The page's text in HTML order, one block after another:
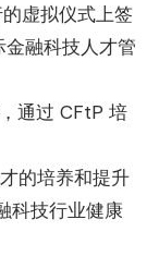
的虚拟仪式上签
融科技人才管
通过 CFtP 培
的培养和提升
科技行业健康